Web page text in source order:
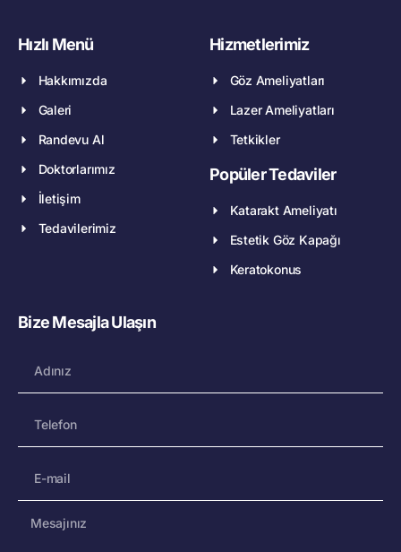
Hızlı Menü
Hakkımızda
Galeri
Randevu Al
Doktorlarımız
İletişim
Tedavilerimiz
Hizmetlerimiz
Göz Ameliyatları
Lazer Ameliyatları
Tetkikler
Popüler Tedaviler
Katarakt Ameliyatı
Estetik Göz Kapağı
Keratokonus
Bize Mesajla Ulaşın